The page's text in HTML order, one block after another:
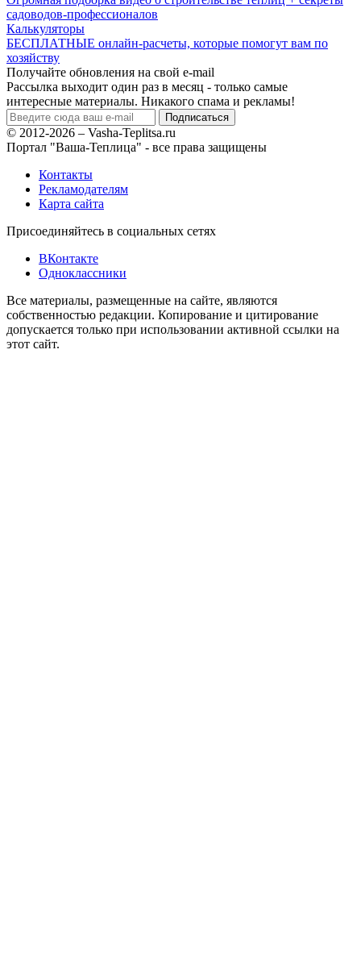
садоводов-профессионалов
Калькуляторы
БЕСПЛАТНЫЕ онлайн-расчеты, которые помогут вам по
хозяйству
Получайте обновления на свой e-mail
Рассылка выходит один раз в месяц - только самые
интересные материалы. Никакого спама и рекламы!
© 2012-2026 – Vasha-Teplitsa.ru
Портал "Ваша-Теплица" - все права защищены
Контакты
Рекламодателям
Карта сайта
Присоединяйтесь в социальных сетях
ВКонтакте
Одноклассники
Все материалы, размещенные на сайте, являются
собственностью редакции. Копирование и цитирование
допускается только при использовании активной ссылки на
этот сайт.